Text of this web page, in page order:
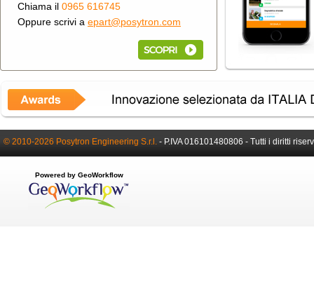
Chiama il 0965 616745
Oppure scrivi a epart@posytron.com
© 2010-2026 Posytron Engineering S.r.l. - P.IVA 016101480806 - Tutti i diritti
Powered by GeoWorkflow